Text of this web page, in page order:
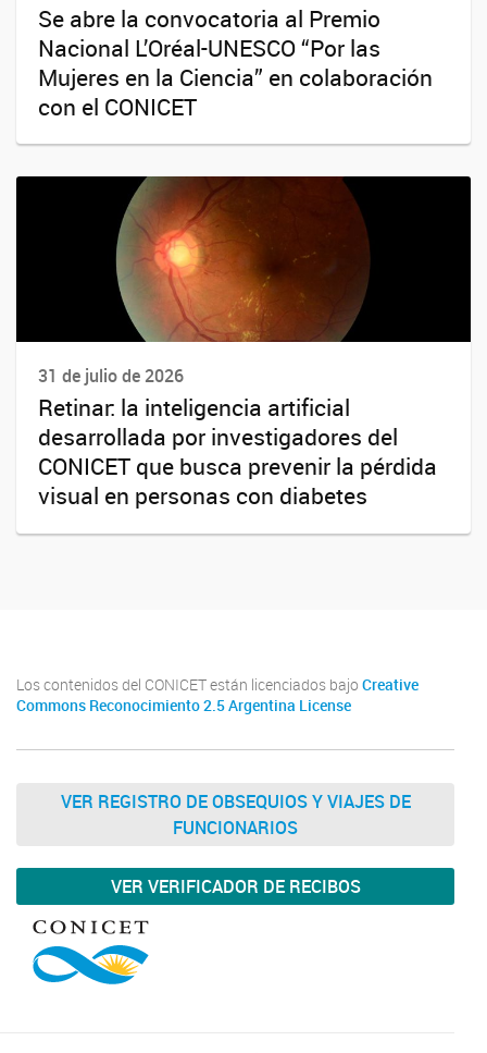
Se abre la convocatoria al Premio
Nacional L’Oréal-UNESCO “Por las
Mujeres en la Ciencia” en colaboración
con el CONICET
31 de julio de 2026
Retinar: la inteligencia artificial
desarrollada por investigadores del
CONICET que busca prevenir la pérdida
visual en personas con diabetes
Los contenidos del CONICET están licenciados bajo Creative
Commons Reconocimiento 2.5 Argentina License
VER REGISTRO DE OBSEQUIOS Y VIAJES DE
FUNCIONARIOS
VER VERIFICADOR DE RECIBOS